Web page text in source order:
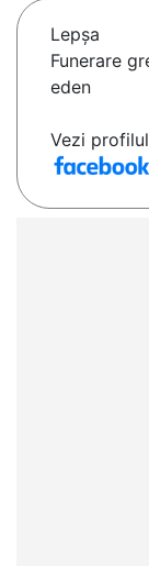
Lepşa
Funerare
eden
Vezi